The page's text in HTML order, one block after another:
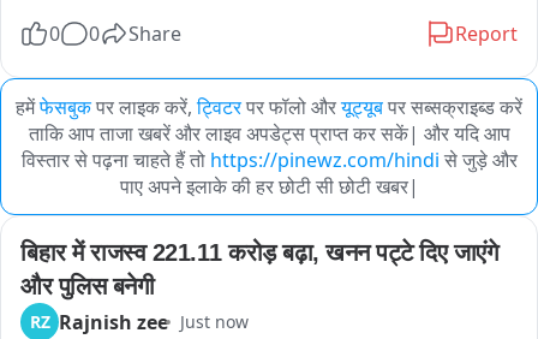
0
0 Share Report
हमेंफेसबुकपर लाइक करें, ट्विटरपर फॉलो औरयूट्यूबपर सब्सक्राइब्ड करें
ताकि आप ताजा खबरें और लाइव अपडेट्स प्राप्त कर सकें| और यदि आप
विस्तार से पढ़ना चाहते हैं तो https://pinewz.com/hindi से जुड़े और
पाए अपने इलाके की हर छोटी सी छोटी खबर|
बिहार में राजस्व 221.11 करोड़ बढ़ा, खनन पट्टे दिए जाएंगे
और पुलिस बनेगी
RZ Rajnish zee Just now